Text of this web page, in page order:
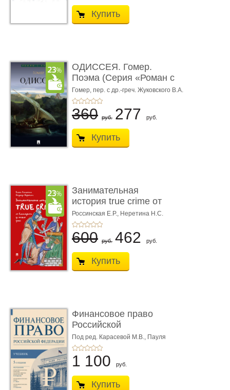
Купить
ОДИССЕЯ. Гомер.
Поэма (Серия «Роман с
книгой»)
Гомер, пер. с др.-греч. Жуковского В.А.
360 руб. 277 руб.
Купить
Занимательная
история true crime от
Гиппократа до � ...
Россинская Е.Р., Неретина Н.С.
600 руб. 462 руб.
Купить
Финансовое право
Российской
Федерации. 5-е изд�
...
Под ред. Карасевой М.В., Пауля
А.Г., Красюкова А.В.
1 100 руб.
Купить